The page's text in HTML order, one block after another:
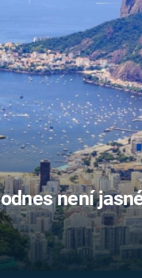
není